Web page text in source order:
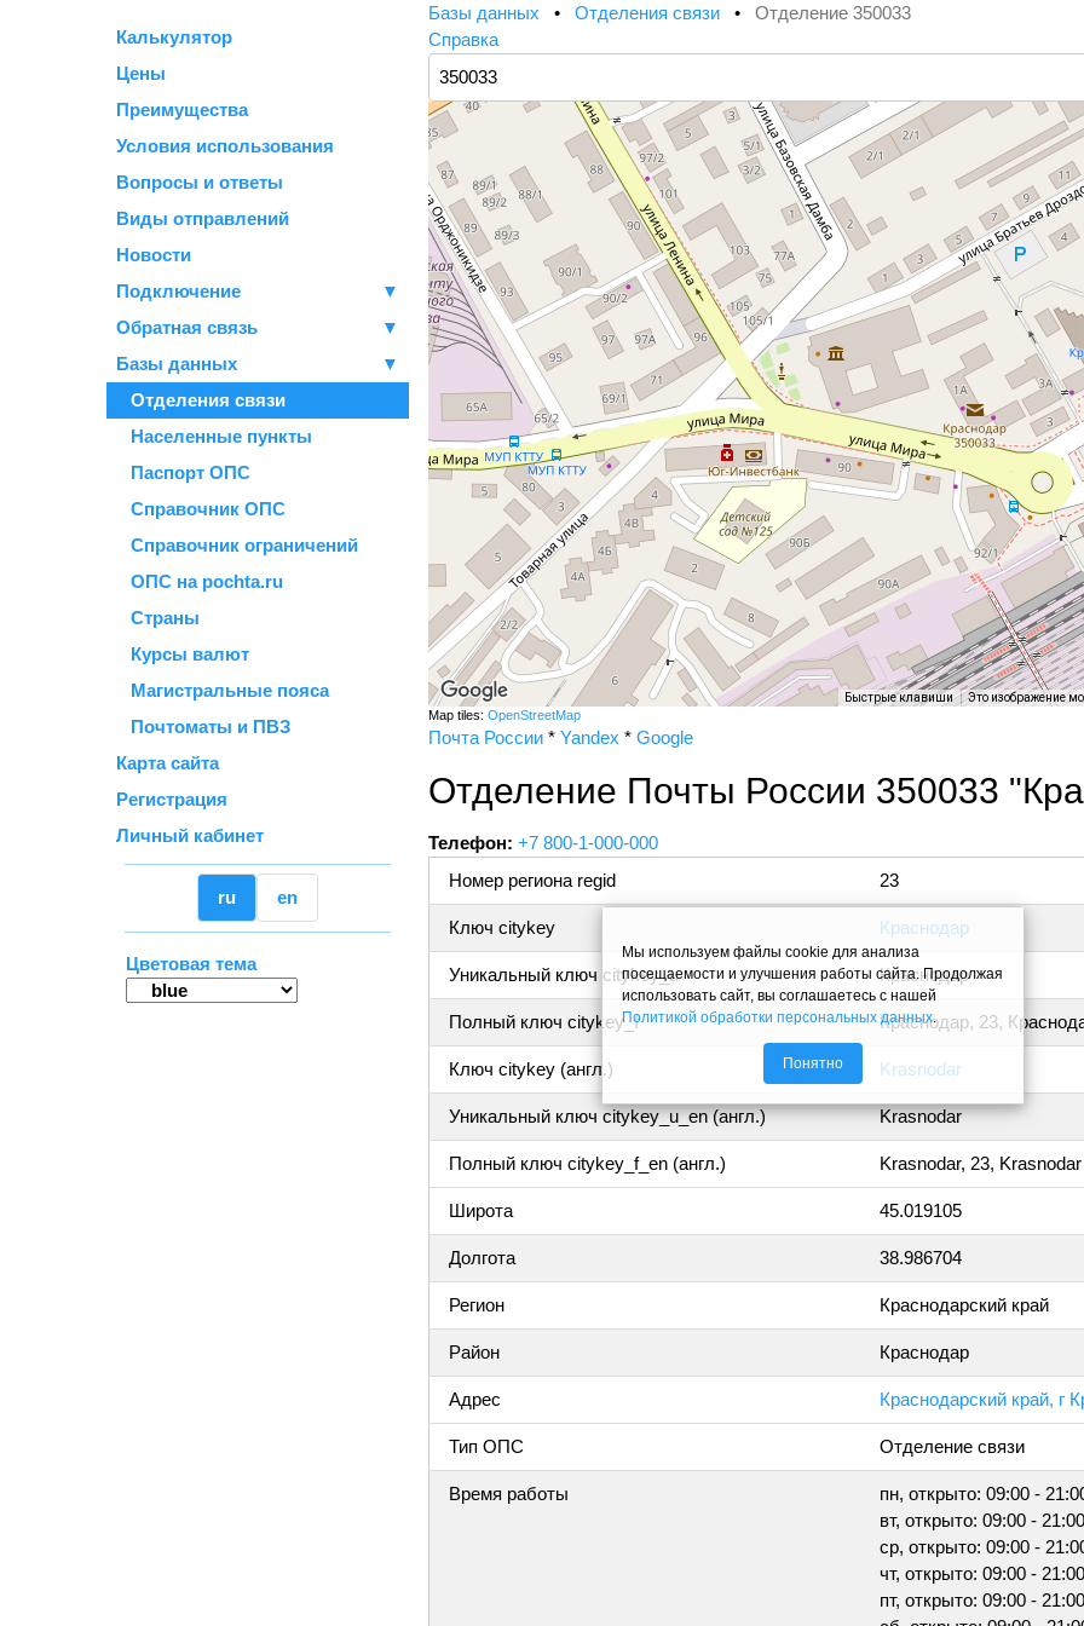
Калькулятор
Цены
Преимущества
Условия использования
Вопросы и ответы
Виды отправлений
Новости
Подключение
▼
Обратная связь
▼
Базы данных
▼
Отделения связи
Населенные пункты
Паспорт ОПС
Справочник ОПС
Справочник ограничений
ОПС на pochta.ru
Страны
Курсы валют
Магистральные пояса
Почтоматы и ПВЗ
Карта сайта
Регистрация
Личный кабинет
ru en
Цветовая тема
Базы данных • Отделения связи • Отделение 350033
Справка
Быстрые клавиши Это изображение
Map tiles: OpenStreetMap
Почта России * Yandex * Google
Отделение Почты России 350033
Телефон: +7 800-1-000-000
Номер региона regid
23
Ключ citykey Краснодар
Уникальный ключ citykey_u Краснодар
Полный ключ citykey_f Краснодар, 23,
Ключ citykey (англ.) Krasnodar
Уникальный ключ citykey_u_en (англ.) Krasnodar
Полный ключ citykey_f_en (англ.) Krasnodar, 23, Krasnodar
Широта 45.019105
Долгота 38.986704
Регион Краснодарский край
Район Краснодар
Адрес Краснодарский край, г
Тип ОПС Отделение связи
Время работы
пн, открыто: 09:00 -
вт, открыто: 09:00 - 21:00
ср, открыто: 09:00 -
чт, открыто: 09:00 - 21:00
пт, открыто: 09:00 - 21:00
Мы используем файлы cookie для анализа
посещаемости и улучшения работы сайта. Продолжая
использовать сайт, вы соглашаетесь с нашей
Политикой обработки персональных данных.
Понятно